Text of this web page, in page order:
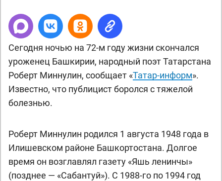
Сегодня ночью на 72-м году жизни скончался
уроженец Башкирии, народный поэт Татарстана
Роберт Миннулин, сообщает «Татар-информ».
Известно, что публицист боролся с тяжелой
болезнью.
Роберт Миннулин родился 1 августа 1948 года в
Илишевском районе Башкортостана. Долгое
время он возглавлял газету «Яшь ленинчы»
(позднее — «Сабантуй»). С 1988-го по 1994 год